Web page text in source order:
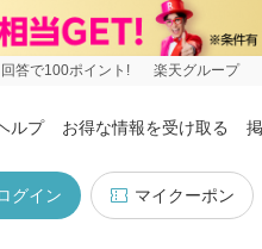
答で100ポイント! 楽天グループ
ルプ お得な情報を受け取る
マイクーポン
グイン